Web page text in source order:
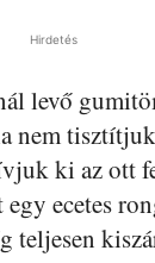
Hirdetés
levő
nem
ki az ott
ecetes
teljesen